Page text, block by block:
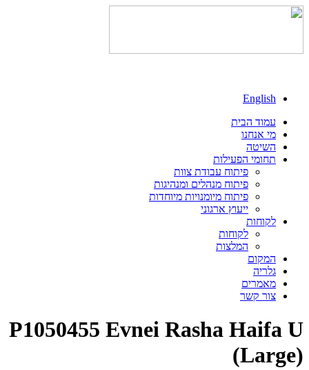
English
עמוד הבית
מי אנחנו
השיטה
תחומי הפעילות
פיתוח עבודת צוות
פיתוח מנהלים ומנהיגות
פיתוח מיומנויות מיוחדות
ייעוץ ארגוני
לקוחות
לקוחות
המלצות
המקום
גלריה
מאמרים
צור קשר
P1050455 Evnei Rasha Haifa U
(Large)